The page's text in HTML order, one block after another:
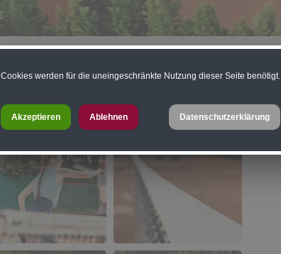
Cookies werden für die uneingeschränkte Nutzung dieser Seite benötigt.
Akzeptieren Ablehnen Datenschutzerklärung